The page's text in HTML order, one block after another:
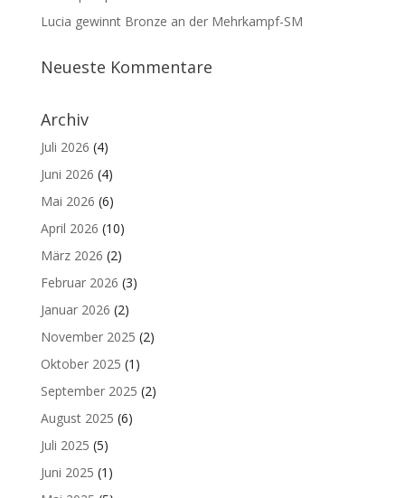
Lucia gewinnt Bronze an der Mehrkampf-SM
Neueste Kommentare
Archiv
Juli 2026 (4)
Juni 2026 (4)
Mai 2026 (6)
April 2026 (10)
März 2026 (2)
Februar 2026 (3)
Januar 2026 (2)
November 2025 (2)
Oktober 2025 (1)
September 2025 (2)
August 2025 (6)
Juli 2025 (5)
Juni 2025 (1)